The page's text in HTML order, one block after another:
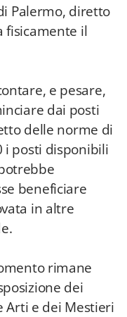
Palermo, diretto
fisicamente il
e pesare,
dai posti
delle norme di
i posti disponibili
beneficiare
in altre
rimane
dei
Arti e dei Mestieri